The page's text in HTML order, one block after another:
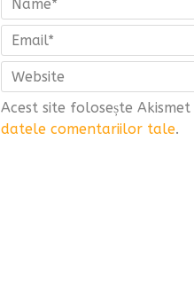
Acest site folosește
datele comentariilor tale.